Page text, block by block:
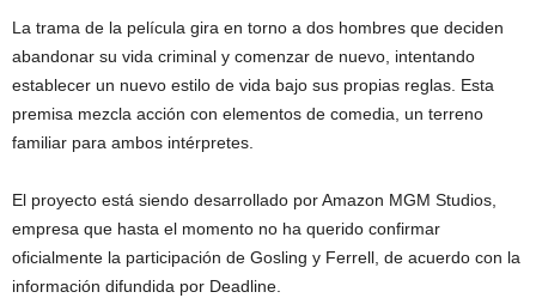
La trama de la película gira en torno a dos hombres que deciden
abandonar su vida criminal y comenzar de nuevo, intentando
establecer un nuevo estilo de vida bajo sus propias reglas. Esta
premisa mezcla acción con elementos de comedia, un terreno
familiar para ambos intérpretes.
El proyecto está siendo desarrollado por Amazon MGM Studios,
empresa que hasta el momento no ha querido confirmar
oficialmente la participación de Gosling y Ferrell, de acuerdo con la
información difundida por Deadline.